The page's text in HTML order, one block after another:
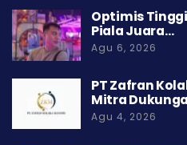
Optimis
Piala Juara…
Agu 6, 2026
PT Zafran
Mitra
Agu 4, 2026